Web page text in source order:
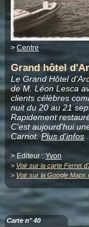
> Centre
Grand hôtel
Le Grand Hôtel
de M. Léon Lesca
clients célèbres
nuit du 20 au 21
Rapidement
C'est aujourd'hui
Carnot. Plus d'infos
> Editeur : Yvon
> Voir sur la carte Ferret
> Voir sur la Google Maps
Carte n° 40